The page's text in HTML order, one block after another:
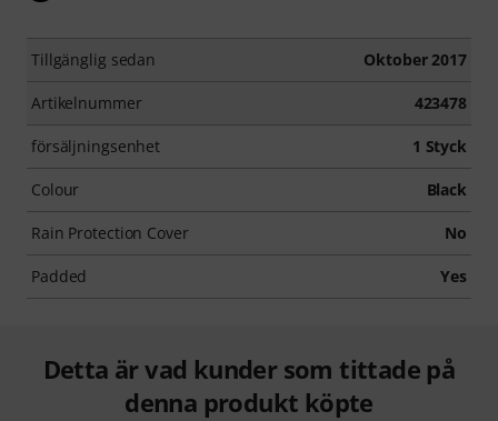
Tillgänglig sedan Oktober 2017
Artikelnummer 423478
försäljningsenhet 1 Styck
Colour Black
Rain Protection Cover No
Padded Yes
Detta är vad kunder som tittade på
denna produkt köpte